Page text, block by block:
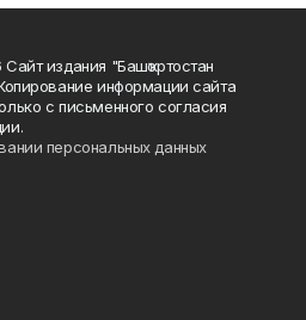
издания "Башҡортостан
информации сайта
с письменного согласия
персональных данных